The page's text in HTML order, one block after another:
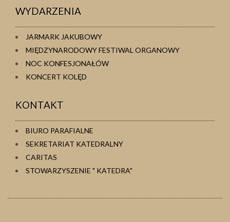
WYDARZENIA
JARMARK JAKUBOWY
MIĘDZYNARODOWY FESTIWAL ORGANOWY
NOC KONFESJONAŁÓW
KONCERT KOLĘD
KONTAKT
BIURO PARAFIALNE
SEKRETARIAT KATEDRALNY
CARITAS
STOWARZYSZENIE " KATEDRA"